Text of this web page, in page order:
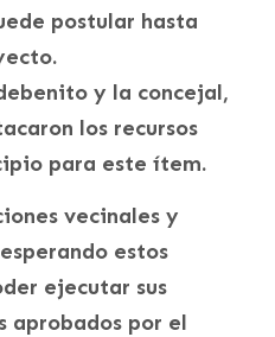
postular hasta
y la concejal,
los recursos
para este ítem.
vecinales y
estos
ejecutar sus
aprobados por el